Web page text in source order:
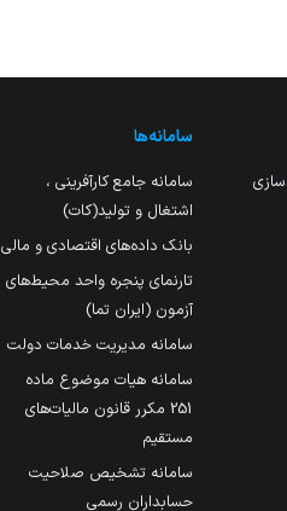
سامانه‌ها
سامانه جامع کارآفرینی ،
اشتغال و تولید(کات)
بانک داده‌های اقتصادی و مالی
تارنمای پنجره واحد محیط‌های
آزمون (ایران تما)
سامانه مدیریت خدمات دولت
سامانه هیات موضوع ماده
251 مکرر قانون مالیات‌های
مستقیم
سامانه تشخیص صلاحیت
حسابداران رسمی